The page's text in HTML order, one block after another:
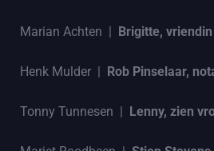
Marian Achten | Brigitte,
Henk Mulder | Rob Pinselaar,
Tonny Tunnesen | Lenny, zien